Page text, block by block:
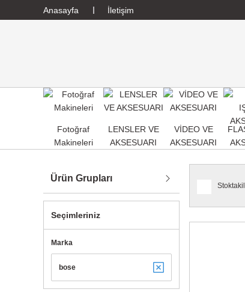
Anasayfa İletişim
Fotoğraf
Makineleri
LENSLER VE
AKSESUARI
VİDEO VE
AKSESUARI
Ürün Grupları
Seçimleriniz
Marka
bose